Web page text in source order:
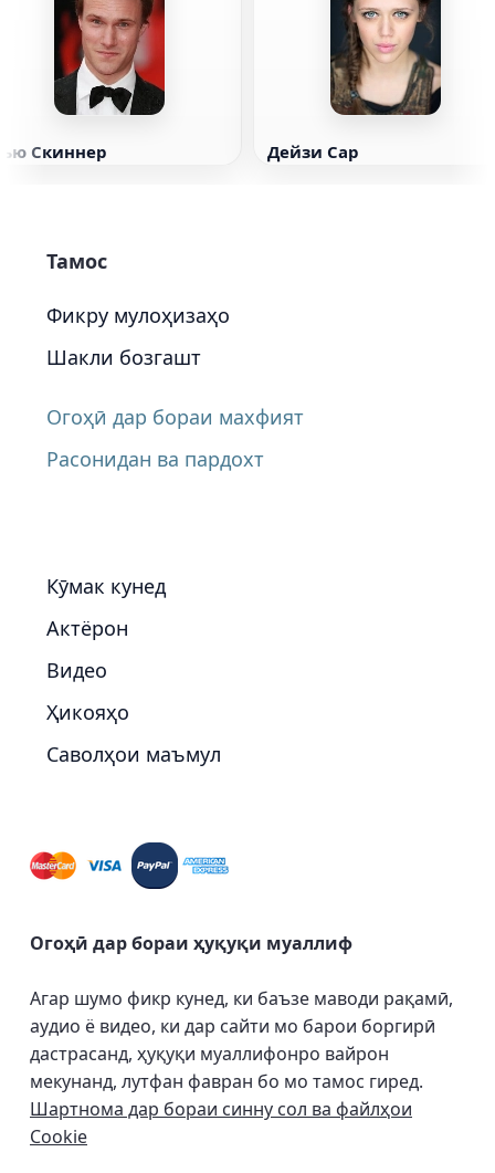
Скиннер Дейзи Сар
Тамос
Фикру мулоҳизаҳо
Шакли бозгашт
Огоҳӣ дар бораи махфият
Расонидан ва пардохт
Кӯмак кунед
Актёрон
Видео
Ҳикояҳо
Саволҳои маъмул
Огоҳӣ дар бораи ҳуқуқи муаллиф
Агар шумо фикр кунед, ки баъзе маводи рақамӣ,
аудио ё видео, ки дар сайти мо барои боргирӣ
дастрасанд, ҳуқуқи муаллифонро вайрон
мекунанд, лутфан фавран бо мо тамос гиред.
Шартнома дар бораи синну сол ва файлҳои
Cookie